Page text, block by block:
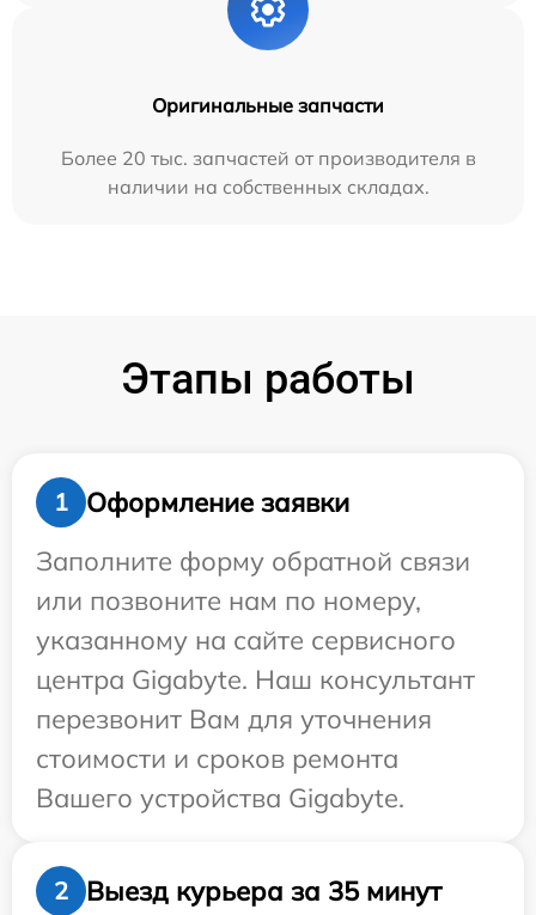
Оригинальные запчасти
Более 20 тыс. запчастей от производителя в
наличии на собственных складах.
Этапы работы
1
Оформление заявки
Заполните форму обратной связи
или позвоните нам по номеру,
указанному на сайте сервисного
центра Gigabyte. Наш консультант
перезвонит Вам для уточнения
стоимости и сроков ремонта
Вашего устройства Gigabyte.
2 Выезд курьера за 35 минут